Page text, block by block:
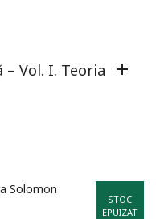
Vol. I. Teoria
STOC
EPUIZAT